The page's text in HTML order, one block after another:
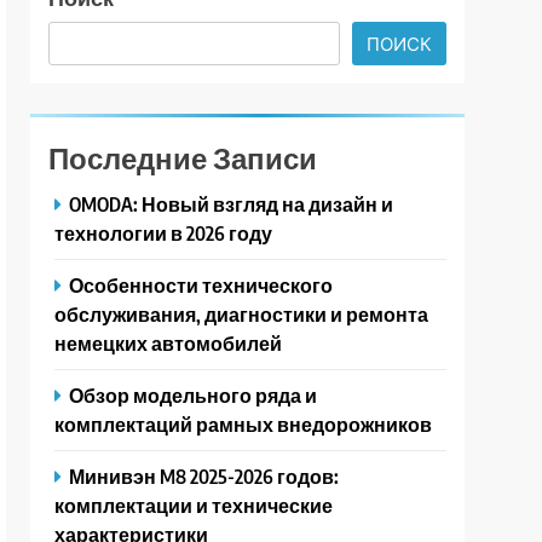
ПОИСК
Последние Записи
OMODA: Новый взгляд на дизайн и
технологии в 2026 году
Особенности технического
обслуживания, диагностики и ремонта
немецких автомобилей
Обзор модельного ряда и
комплектаций рамных внедорожников
Минивэн M8 2025-2026 годов:
комплектации и технические
характеристики